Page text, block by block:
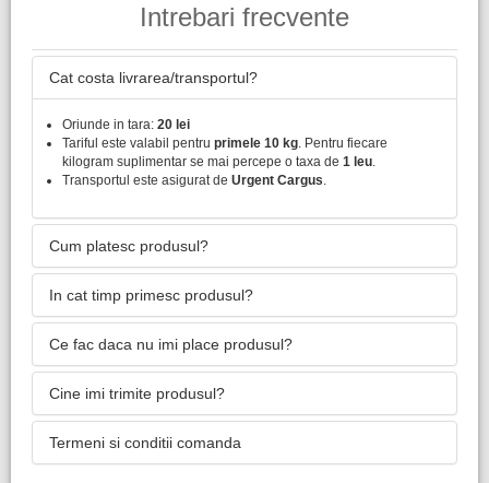
Intrebari frecvente
Cat costa livrarea/transportul?
Oriunde in tara: 20 lei
Tariful este valabil pentru primele 10 kg . Pentru fiecare
kilogram suplimentar se mai percepe o taxa de 1 leu
Transportul este asigurat de Urgent Cargus
Cum platesc produsul?
In cat timp primesc produsul?
Ce fac daca nu imi place produsul?
Cine imi trimite produsul?
Termeni si conditii comanda